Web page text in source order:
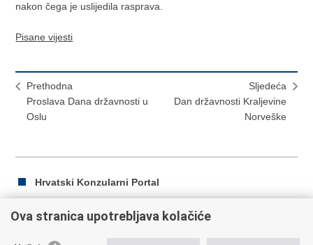
nakon čega je uslijedila rasprava.
Pisane vijesti
Prethodna
Proslava Dana državnosti u
Oslu
Sljedeća
Dan državnosti Kraljevine
Norveške
Hrvatski Konzularni Portal
Ova stranica upotrebljava kolačiće